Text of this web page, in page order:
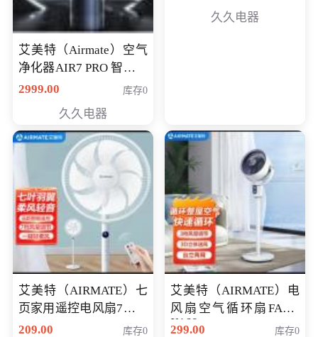
艾美特（Airmate）空气
净化器AIR7 PRO 智能全
屋空气循环负离子旗舰
2999.00 库存0
久久电器
鹅，白天鹅智能)
久久电器
艾美特（AIRMATE）七
页家用遥控电风扇7档风
量空气循环摇头立式落
209.00 库存0
艾美特（AIRMATE）电
风扇空气循环扇FA18-
X168
299.00 库存0